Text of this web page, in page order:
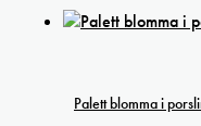
Palett blomma i